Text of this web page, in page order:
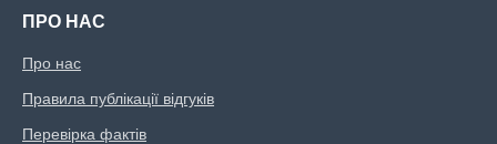
ПРО НАС
Про нас
Правила публікації відгуків
Перевірка фактів